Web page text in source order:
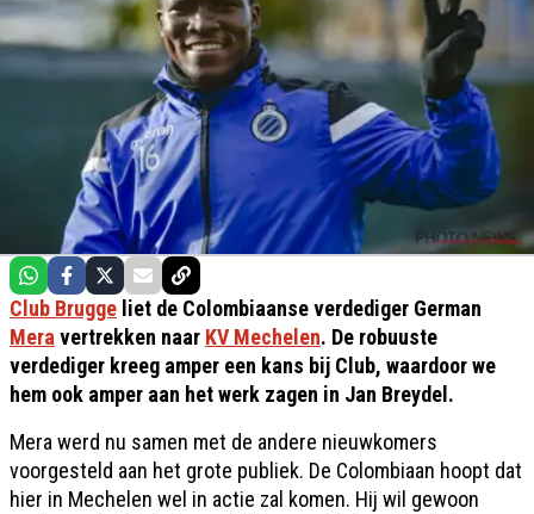
Club Brugge liet de Colombiaanse verdediger German
Mera vertrekken naar KV Mechelen. De robuuste
verdediger kreeg amper een kans bij Club, waardoor we
hem ook amper aan het werk zagen in Jan Breydel.
Mera werd nu samen met de andere nieuwkomers
voorgesteld aan het grote publiek. De Colombiaan hoopt dat
hier in Mechelen wel in actie zal komen. Hij wil gewoon